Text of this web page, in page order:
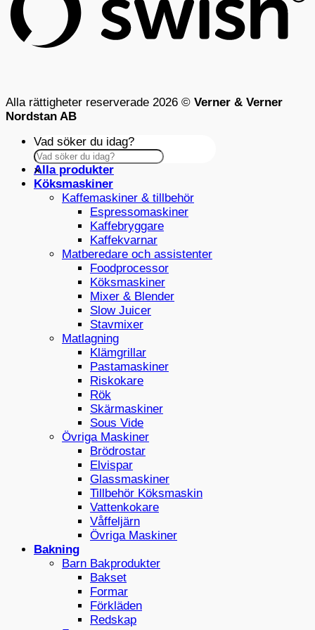
Alla rättigheter reserverade 2026 © Verner & Verner
Nordstan AB
Vad söker du idag?
×
Alla produkter
Köksmaskiner
Kaffemaskiner & tillbehör
Espressomaskiner
Kaffebryggare
Kaffekvarnar
Matberedare och assistenter
Foodprocessor
Köksmaskiner
Mixer & Blender
Slow Juicer
Stavmixer
Matlagning
Klämgrillar
Pastamaskiner
Riskokare
Rök
Skärmaskiner
Sous Vide
Övriga Maskiner
Brödrostar
Elvispar
Glassmaskiner
Tillbehör Köksmaskin
Vattenkokare
Våffeljärn
Övriga Maskiner
Bakning
Barn Bakprodukter
Bakset
Formar
Förkläden
Redskap